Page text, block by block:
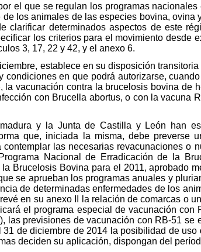
el que se regulan los programas
los animales de las especies bovina, ovina
clarificar determinados aspectos de este
los criterios para el movimiento desde
3, 17, 22 y 42, y el anexo 6.
establece en su disposición
condiciones en que podrá autorizarse,
vacunación contra la brucelosis bovina de
con Brucella abortus, o con la vacuna
y la Junta de Castilla y León han
que, iniciada la misma, debe preverse
las necesarias revacunaciones o
Nacional de Erradicación de la
Brucelosis Bovina para el 2011, aprobado
se aprueban los programas anuales y
de determinadas enfermedades de los
en su anexo II la relación de comarcas o
el programa especial de vacunación con
las previsiones de vacunación con RB-51 se
de diciembre de 2014 la posibilidad de
deciden su aplicación, dispongan del